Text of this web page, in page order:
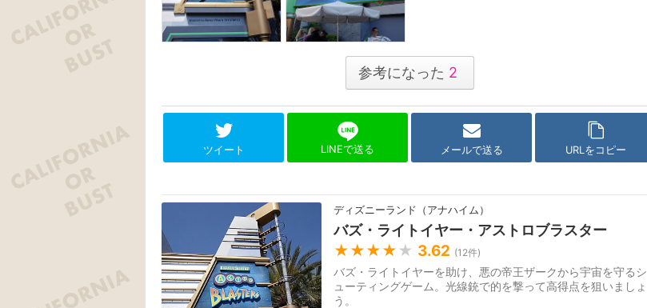
参考になった 2
ツイート LINEで送る メールで送る URLをコピー
ディズニーランド（アナハイム）
バズ・ライトイヤー・アストロブラスター
★★★★ ★ 3.62 (12件)
バズ・ライトイヤーを助け、悪の帝王ザークから宇宙を守るシ
ューティングゲーム。光線銃で的を撃って高得点を狙いましょ
う。